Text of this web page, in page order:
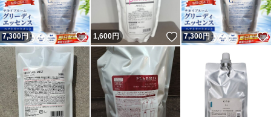
7,300円 いいね！
1,600円 いいね！
7,300円